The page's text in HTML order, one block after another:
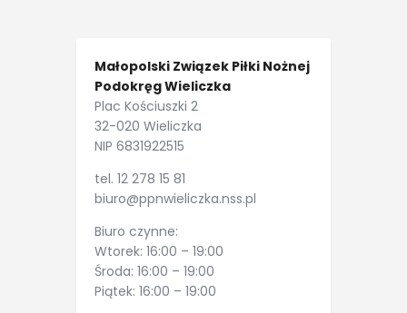
Małopolski Związek Piłki Nożnej
Podokręg Wieliczka
Plac Kościuszki 2
32-020 Wieliczka
NIP 6831922515
tel. 12 278 15 81
biuro@ppnwieliczka.nss.pl
Biuro czynne:
Wtorek: 16:00 – 19:00
Środa: 16:00 – 19:00
Piątek: 16:00 – 19:00